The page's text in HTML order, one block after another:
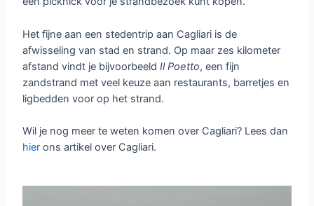
Het fijne aan een stedentrip aan Cagliari is de
afwisseling van stad en strand. Op maar zes kilometer
afstand vindt je bijvoorbeeldIl Poetto, een fijn
zandstrand met veel keuze aan restaurants, barretjes en
ligbedden voor op het strand.
Wil je nog meer te weten komen over Cagliari? Lees dan
hier ons artikel over Cagliari.